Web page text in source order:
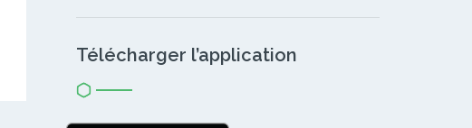
Télécharger l’application